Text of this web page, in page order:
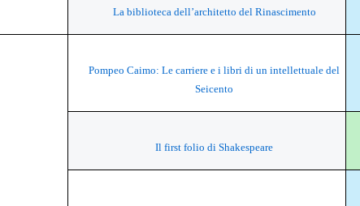
La biblioteca dell’architetto del Rinascimento
Pompeo Caimo: Le carriere e i libri di un intellettuale del
Seicento
Il first folio di Shakespeare